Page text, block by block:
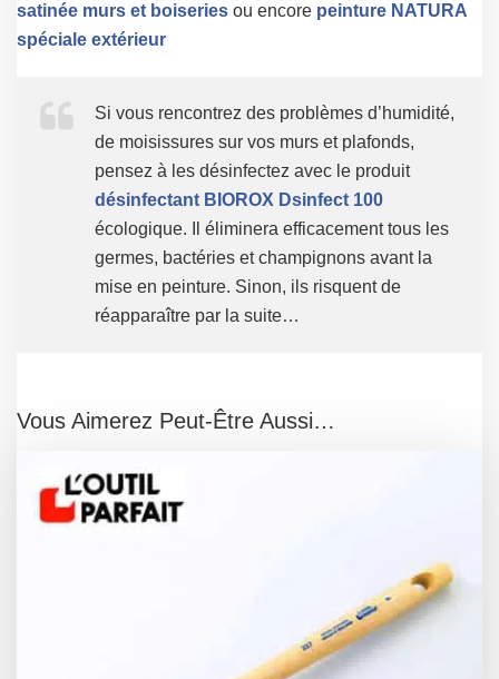
satinée murs et boiseries ou encore peinture NATURA
spéciale extérieur
Si vous rencontrez des problèmes d’humidité,
de moisissures sur vos murs et plafonds,
pensez à les désinfectez avec le produit
désinfectant BIOROX Dsinfect 100
écologique. Il éliminera efficacement tous les
germes, bactéries et champignons avant la
mise en peinture. Sinon, ils risquent de
réapparaître par la suite…
Vous Aimerez Peut-Être Aussi…